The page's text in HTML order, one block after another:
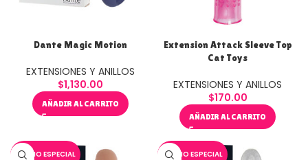
Dante Magic Motion
EXTENSIONES Y ANILLOS
$1,130.00
AÑADIR AL CARRITO
Extension Attack Sleeve Top
Cat Toys
EXTENSIONES Y ANILLOS
$170.00
AÑADIR AL CARRITO
PRECIO ESPECIAL PRECIO ESPECIAL